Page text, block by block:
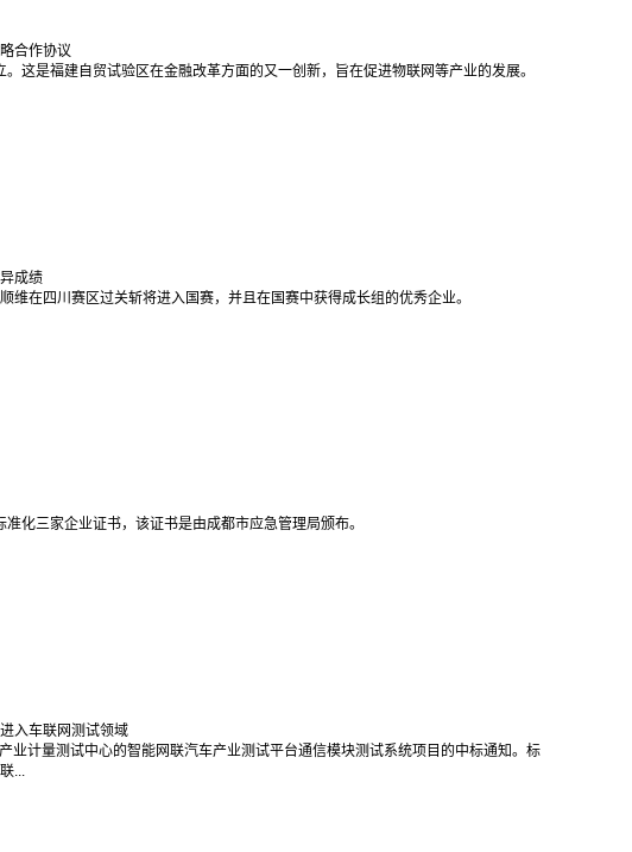
合作协议
这是福建自贸试验区在金融改革方面的又一创新，旨在促进物联网等产业的发展。
成绩
维在四川赛区过关斩将进入国赛，并且在国赛中获得成长组的优秀企业。
化三家企业证书，该证书是由成都市应急管理局颁布。
入车联网测试领域
业计量测试中心的智能网联汽车产业测试平台通信模块测试系统项目的中标通知。标
...